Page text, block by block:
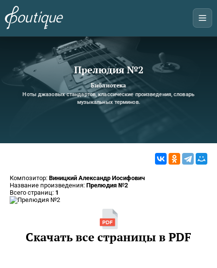
Прелюдия №2
Библиотека
Ноты джазовых стандартов, классические произведения, словарь
музыкальных терминов.
Композитор: Виницкий Александр Иосифович
Название произведения: Прелюдия №2
Всего страниц: 1
Скачать все страницы в PDF